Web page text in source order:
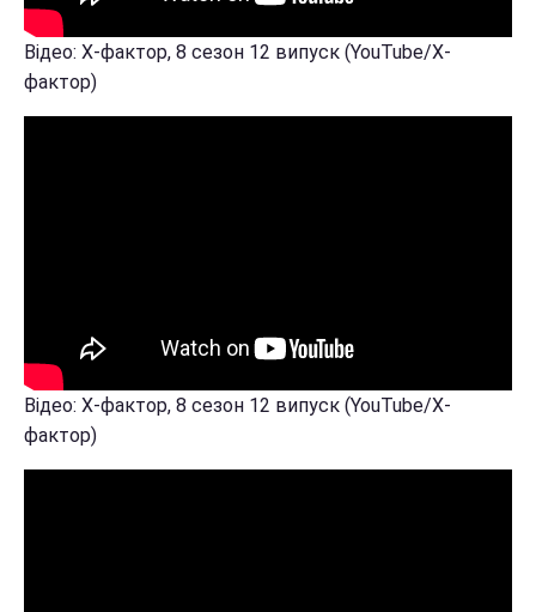
Відео: Х-фактор, 8 сезон 12 випуск (YouTube/Х-
фактор)
Відео: Х-фактор, 8 сезон 12 випуск (YouTube/Х-
фактор)